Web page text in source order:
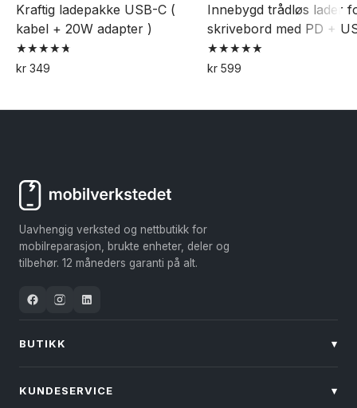
Kraftig ladepakke USB-C (
kabel + 20W adapter )
Vurdert
4.79
kr 349
Innebygd trådløs lader
skrivebord med PD +
Vurdert
5.00
kr599
Uavhengig verksted og nettbutikk for
mobilreparasjon, brukte enheter, deler og
tilbehør. 12 måneders garanti på alt.
BUTIKK ▾
KUNDESERVICE ▾